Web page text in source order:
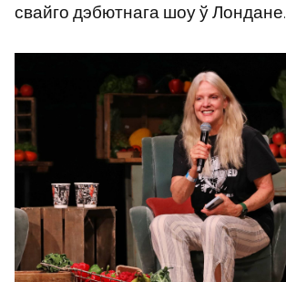
свайго дэбютнага шоу ў Лондане.